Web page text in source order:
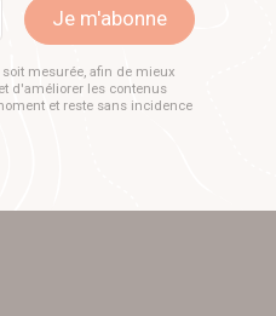
Je m'abonne
mesurée, afin de mieux
d'améliorer les contenus
et reste sans incidence